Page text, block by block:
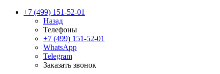
+7 (499) 151-52-01
Назад
Телефоны
+7 (499) 151-52-01
WhatsApp
Telegram
Заказать звонок